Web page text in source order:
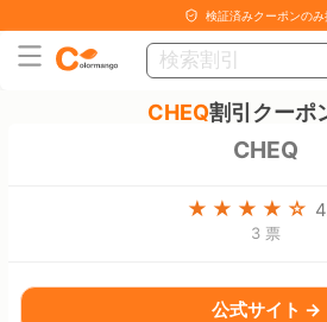
検証済みクーポンのみ
CHEQ割引クーポ
CHEQ
3 票
公式サイト →